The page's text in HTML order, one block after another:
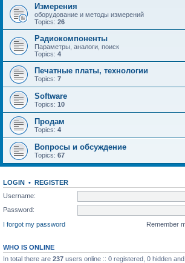
Измерения
оборудование и методы измерений
Topics: 26
Радиокомпоненты
Параметры, аналоги, поиск
Topics: 4
Печатные платы, технологии
Topics: 7
Software
Topics: 10
Продам
Topics: 4
Вопросы и обсуждение
Topics: 67
LOGIN • REGISTER
Username:
Password:
I forgot my password
Remember
WHO IS ONLINE
In total there are 237 users online :: 0 registered, 0 hidden